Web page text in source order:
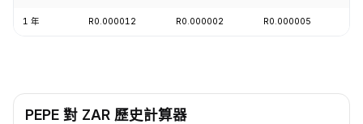
1 年 R0.000012 R0.000002 R0.000005
PEPE 對 ZAR 歷史計算器